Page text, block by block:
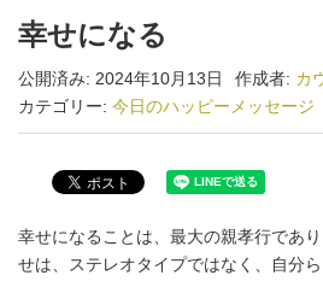
幸せになる
公開済み: 2024年10月13日 作成者: カ
カテゴリー: 今日のハッピーメッセージ
幸せになることは、最大の親孝行であ
せは、ステレオタイプではなく、自分